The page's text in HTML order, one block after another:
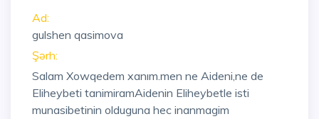
Ad:
gulshen qasimova
Şərh:
Salam Xowqedem xanım.men ne Aideni,ne de
Eliheybeti tanimiramAidenin Eliheybetle isti
munasibetinin olduguna hec inanmagim